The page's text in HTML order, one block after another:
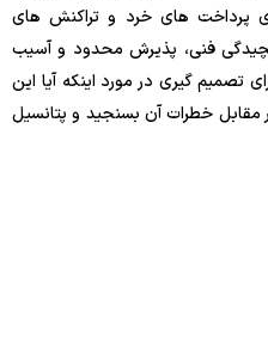
پرداخت های خرد و تراکنش های
فنی، پذیرش محدود و آسیب
تصمیم گیری در مورد اینکه آیا این
مقابل خطرات آن بسنجید و پتانسیل